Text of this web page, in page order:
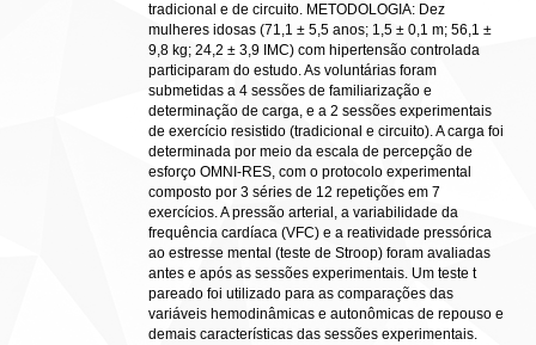
tradicional e de circuito. METODOLOGIA: Dez
mulheres idosas (71,1 ± 5,5 anos; 1,5 ± 0,1 m; 56,1 ±
9,8 kg; 24,2 ± 3,9 IMC) com hipertensão controlada
participaram do estudo. As voluntárias foram
submetidas a 4 sessões de familiarização e
determinação de carga, e a 2 sessões experimentais
de exercício resistido (tradicional e circuito). A carga foi
determinada por meio da escala de percepção de
esforço OMNI-RES, com o protocolo experimental
composto por 3 séries de 12 repetições em 7
exercícios. A pressão arterial, a variabilidade da
frequência cardíaca (VFC) e a reatividade pressórica
ao estresse mental (teste de Stroop) foram avaliadas
antes e após as sessões experimentais. Um teste t
pareado foi utilizado para as comparações das
variáveis hemodinâmicas e autonômicas de repouso e
demais características das sessões experimentais.